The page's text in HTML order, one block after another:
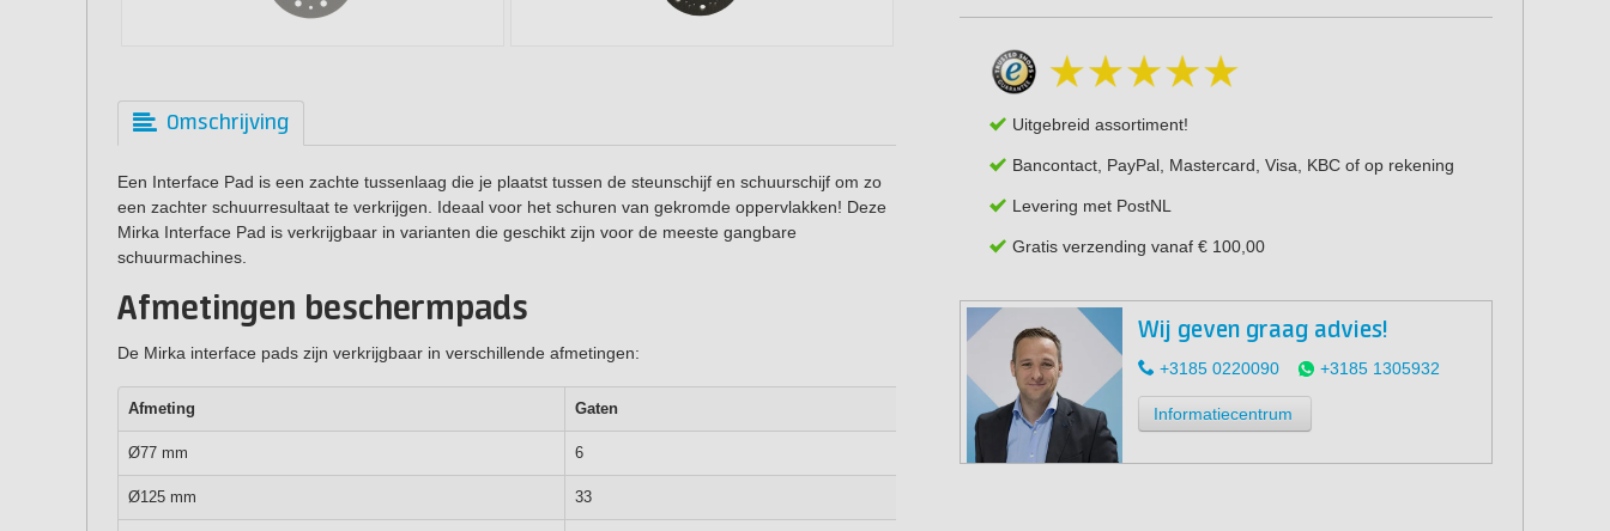
Omschrijving
Een Interface Pad is een zachte tussenlaag die je plaatst tussen de steunschijf en schuurschijf om zo
een zachter schuurresultaat te verkrijgen. Ideaal voor het schuren van gekromde oppervlakken! Deze
Mirka Interface Pad is verkrijgbaar in varianten die geschikt zijn voor de meeste gangbare
schuurmachines.
Afmetingen beschermpads
De Mirka interface pads zijn verkrijgbaar in verschillende afmetingen:
Afmeting Gaten Dikte
Ø77 mm 6 5 mm
Ø125 mm 33
Uitgebreid assortiment!
Bancontact, PayPal, Mastercard, Visa, KBC of op rekening
Levering met PostNL
Gratis verzending vanaf € 100,00
Wij geven graag advies!
+3185 0220090 +3185 1305932
Informatiecentrum